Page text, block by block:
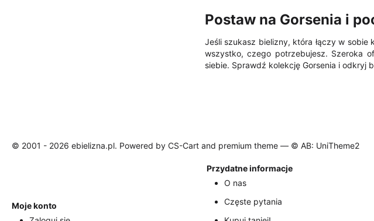
Postaw na Gorsenia i
Jeśli szukasz bielizny, która łączy w
wszystko, czego potrzebujesz. Szeroka
siebie. Sprawdź kolekcję Gorsenia i odkryj
© 2001 - 2026 ebielizna.pl. Powered by CS-Cart and premium theme — © AB: UniTheme2
Moje konto
Przydatne informacje
O nas
Częste pytania